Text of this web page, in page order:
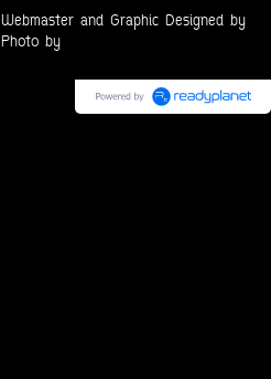
Webmaster and Graphic Designed by
Photo by